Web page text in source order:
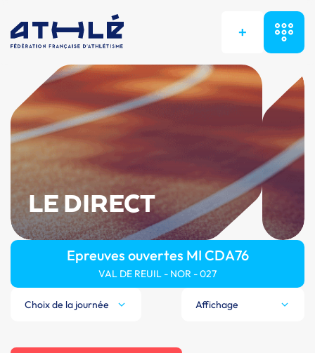
+
LE DIRECT
Epreuves ouvertes MI CDA76
VAL DE REUIL - NOR - 027
Choix de la journée Affichage